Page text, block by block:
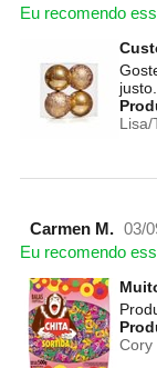
Eu recomendo
justo.
Lisa/
Carmen M. 03/
Eu recomendo
Cory